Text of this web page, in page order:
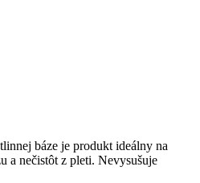
báze je produkt ideálny na
a nečistôt z pleti. Nevysušuje